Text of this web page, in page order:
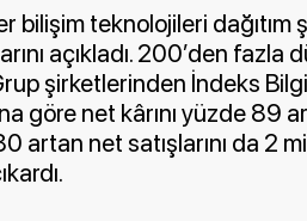
bilişim teknolojileri
açıkladı. 200’den
şirketlerinden İndeks
göre net kârını yüzde 89
artan net satışlarını da 2